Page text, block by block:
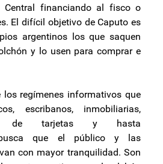
Central financiando al fisco o
El difícil objetivo de Caputo es
argentinos los que saquen
y lo usen para comprar e
regímenes informativos que
escribanos, inmobiliarias,
de tarjetas y hasta
busca que el público y las
con mayor tranquilidad. Son